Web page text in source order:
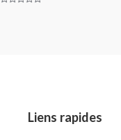
Liens rapides